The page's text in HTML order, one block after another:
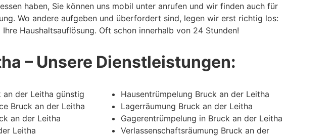
haben, Sie können uns mobil unter anrufen und wir finden auch für
Wo andere aufgeben und überfordert sind, legen wir erst richtig los:
Haushaltsauflösung. Oft schon innerhalb von 24 Stunden!
– Unsere Dienstleistungen:
an der Leitha günstig
Bruck an der Leitha
an der Leitha
Leitha
Hausentrümpelung Bruck an der Leitha
Lagerräumung Bruck an der Leitha
Gagerentrümpelung in Bruck an der Leitha
Verlassenschaftsräumung Bruck an der